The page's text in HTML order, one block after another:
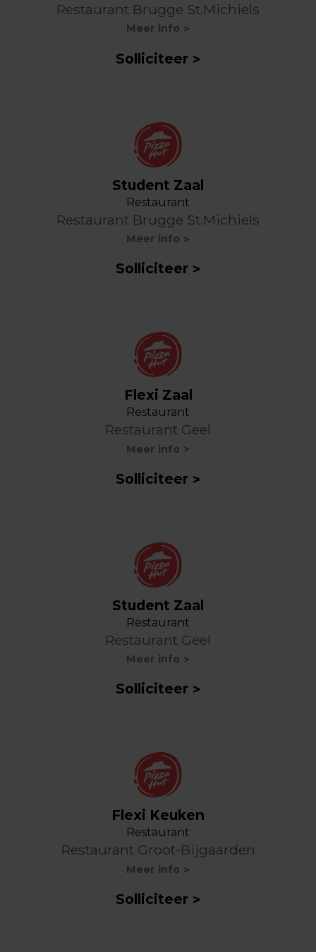
Restaurant Brugge St.Michiels
Meer info
Solliciteer
Student Zaal
Restaurant
Restaurant Brugge St.Michiels
Meer info
Solliciteer
Flexi Zaal
Restaurant
Restaurant Geel
Meer info
Solliciteer
Student Zaal
Restaurant
Restaurant Geel
Meer info
Solliciteer
Flexi Keuken
Restaurant
Restaurant Groot-Bijgaarden
Meer info
Solliciteer